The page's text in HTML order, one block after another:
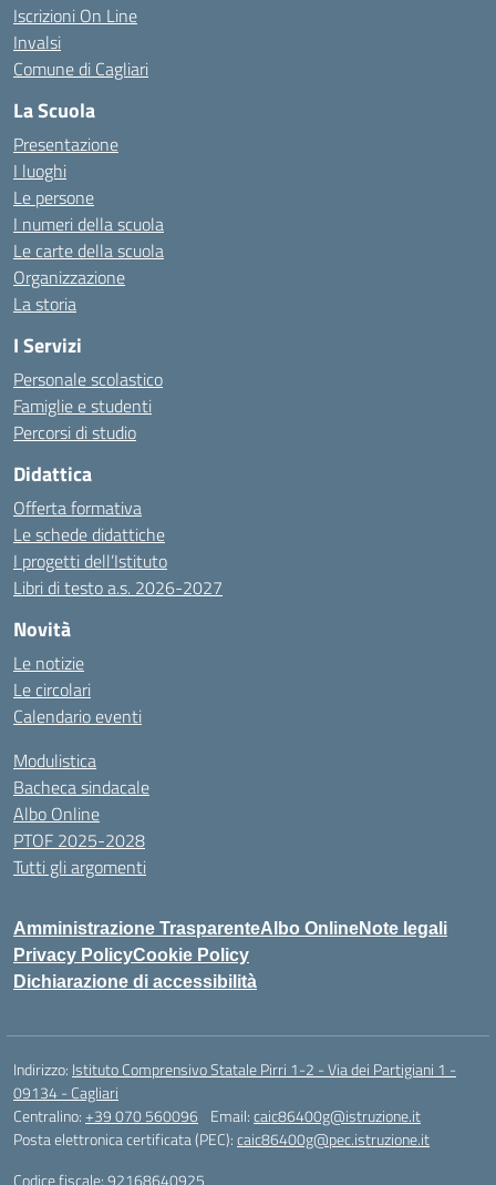
Iscrizioni On Line
Invalsi
Comune di Cagliari
La Scuola
Presentazione
I luoghi
Le persone
I numeri della scuola
Le carte della scuola
Organizzazione
La storia
I Servizi
Personale scolastico
Famiglie e studenti
Percorsi di studio
Didattica
Offerta formativa
Le schede didattiche
I progetti dell’Istituto
Libri di testo a.s. 2026-2027
Novità
Le notizie
Le circolari
Calendario eventi
Modulistica
Bacheca sindacale
Albo Online
PTOF 2025-2028
Tutti gli argomenti
Amministrazione TrasparenteAlbo OnlineNote legali
Privacy PolicyCookie Policy
Dichiarazione di accessibilità
Indirizzo: Istituto Comprensivo Statale Pirri 1-2 - Via dei Partigiani 1 -
09134 - Cagliari
Centralino:+39 070 560096 Email:caic86400g@istruzione.it
Posta elettronica certificata (PEC):caic86400g@pec.istruzione.it
Codice fiscale: 92168640925